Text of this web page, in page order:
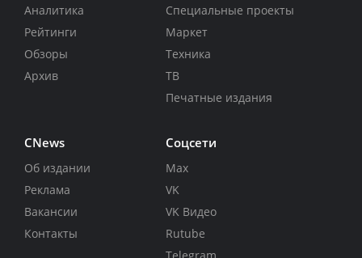
Аналитика
Рейтинги
Обзоры
Архив
Специальные проекты
Маркет
Техника
ТВ
Печатные издания
CNews
Об издании
Реклама
Вакансии
Контакты
Соцсети
Max
VK
VK Видео
Rutube
Telegram